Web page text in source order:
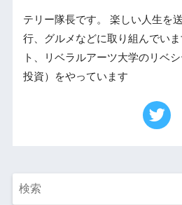
テリー隊長です。 楽しい人生を
行、グルメなどに取り組んでい
ト、リベラルアーツ大学のリベ
投資）をやっています